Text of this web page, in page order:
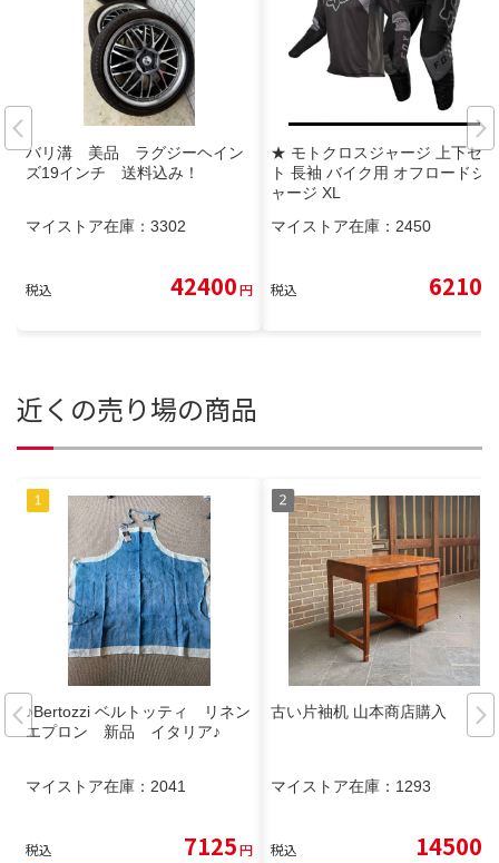
バリ溝 美品 ラグジーヘイン
ズ19インチ 送料込み！
マイストア在庫： 3302
税込 42400円
★ モトクロスジャージ 上下セッ
ト 長袖 バイク用 オフロードジ
ャージ XL
マイストア在庫： 2450
税込 6210
近くの売り場の商品
♪Bertozzi ベルトッティ リネン
エプロン 新品 イタリア♪
マイストア在庫： 2041
税込 7125円
古い片袖机 山本商店購入
マイストア在庫： 1293
税込 14500